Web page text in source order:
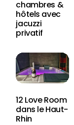
chambres &
hôtels avec
jacuzzi
privatif
12 Love Room
dans le Haut-
Rhin